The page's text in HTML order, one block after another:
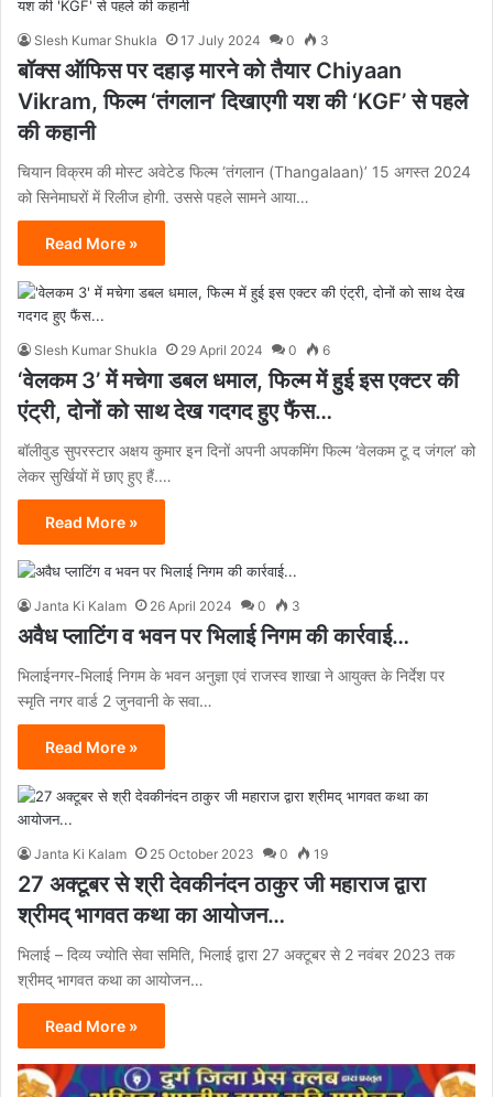
Slesh Kumar Shukla 17 July 2024 0 3
बॉक्स ऑफिस पर दहाड़ मारने को तैयार Chiyaan
Vikram, फिल्म ‘तंगलान’ दिखाएगी यश की ‘KGF’ से पहले
की कहानी
चियान विक्रम की मोस्ट अवेटेड फिल्म ‘तंगलान (Thangalaan)’ 15 अगस्त 2024
को सिनेमाघरों में रिलीज होगी. उससे पहले सामने आया…
Read More »
Slesh Kumar Shukla 29 April 2024 0 6
‘वेलकम 3’ में मचेगा डबल धमाल, फिल्म में हुई इस एक्टर की
एंट्री, दोनों को साथ देख गदगद हुए फैंस…
बॉलीवुड सुपरस्टार अक्षय कुमार इन दिनों अपनी अपकमिंग फिल्म ‘वेलकम टू द जंगल’ को
लेकर सुर्खियों में छाए हुए हैं.…
Read More »
Janta Ki Kalam 26 April 2024 0 3
अवैध प्लाटिंग व भवन पर भिलाई निगम की कार्रवाई…
भिलाईनगर-भिलाई निगम के भवन अनुज्ञा एवं राजस्व शाखा ने आयुक्त के निर्देश पर
स्मृति नगर वार्ड 2 जुनवानी के सवा…
Read More »
Janta Ki Kalam 25 October 2023 0 19
27 अक्टूबर से श्री देवकीनंदन ठाकुर जी महाराज द्वारा
श्रीमद् भागवत कथा का आयोजन…
भिलाई – दिव्य ज्योति सेवा समिति, भिलाई द्वारा 27 अक्टूबर से 2 नवंबर 2023 तक
श्रीमद् भागवत कथा का आयोजन…
Read More »